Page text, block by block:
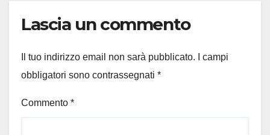
Lascia un commento
Il tuo indirizzo email non sarà pubblicato.
I campi
obbligatori sono contrassegnati *
Commento *